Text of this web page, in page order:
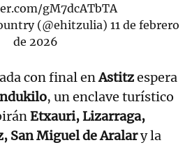
gM7dcATbTA
(@ehitzulia) 11 de febrero
de 2026
con final enAstitzespera
, un enclave turístico
Etxauri, Lizarraga,
San Miguel de Aralary la